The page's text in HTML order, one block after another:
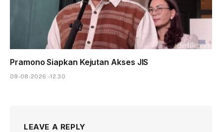
Pramono Siapkan Kejutan Akses JIS
09-08-2026 - 12.30
LEAVE A REPLY